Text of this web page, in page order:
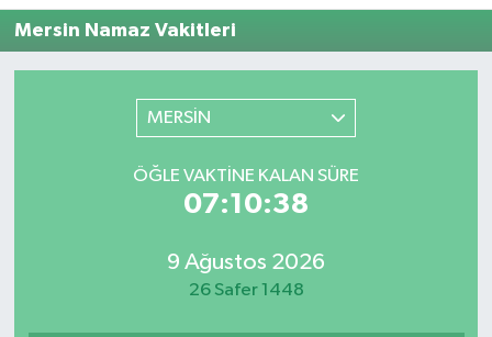
Mersin Namaz Vakitleri
MERSİN
ÖĞLE VAKTINE KALAN SÜRE
07:10:38
9 Ağustos 2026
26 Safer 1448